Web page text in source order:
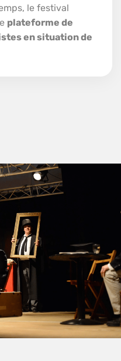
le festival
plateforme de
en situation de